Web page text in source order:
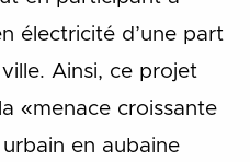
électricité d’une part
Ainsi, ce projet
«menace croissante
en aubaine